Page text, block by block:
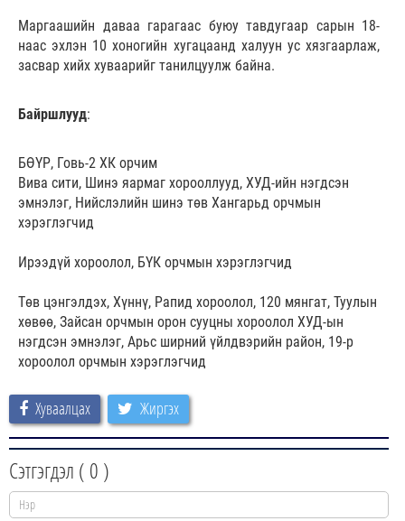
Маргаашийн даваа гарагаас буюу тавдугаар сарын 18-
наас эхлэн 10 хоногийн хугацаанд халуун ус хязгаарлаж,
засвар хийх хуваарийг танилцуулж байна.
Байршлууд:
БӨҮР, Говь-2 ХК орчим
Вива сити, Шинэ яармаг хорооллууд, ХУД-ийн нэгдсэн
эмнэлэг, Нийслэлийн шинэ төв Хангарьд орчмын
хэрэглэгчид
Ирээдүй хороолол, БҮК орчмын хэрэглэгчид
Төв цэнгэлдэх, Хүннү, Рапид хороолол, 120 мянгат, Туулын
хөвөө, Зайсан орчмын орон сууцны хороолол ХУД-ын
нэгдсэн эмнэлэг, Арьс ширний үйлдвэрийн район, 19-р
хороолол орчмын хэрэглэгчид
Хуваалцах Жиргэх
Сэтгэгдэл ( 0 )